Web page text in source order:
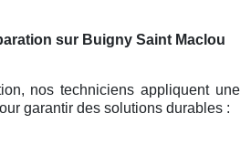
sur Buigny Saint Maclou
nos techniciens appliquent une
garantir des solutions durables :